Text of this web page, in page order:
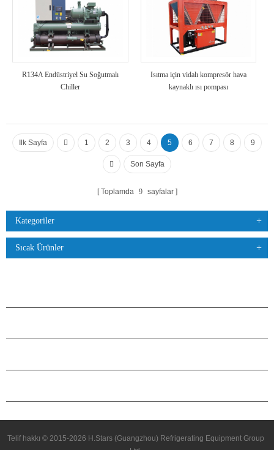
R134A Endüstriyel Su Soğutmalı
Chiller
Isıtma için vidalı kompresör hava
kaynaklı ısı pompası
Ilk Sayfa 1 2 3 4 5 6 7 8 9
Son Sayfa
Toplamda 9 sayfalar
Kategoriler
Sıcak Ürünler
Telif hakkı © 2015-2026 H.Stars (Guangzhou) Refrigerating Equipment Group